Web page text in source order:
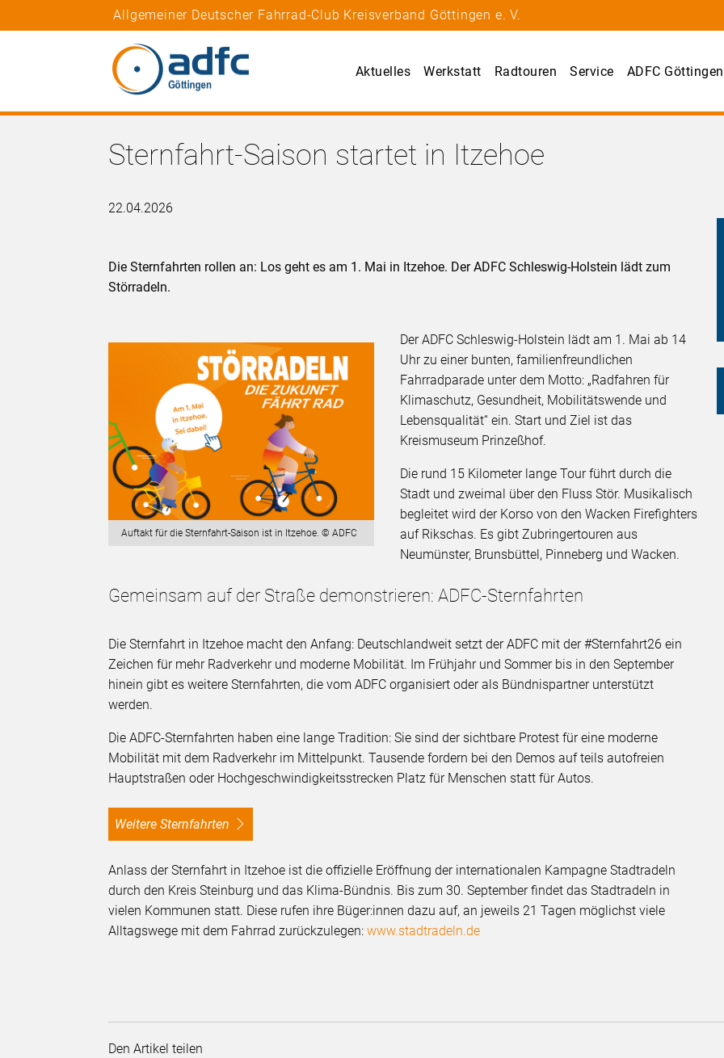
Allgemeiner Deutscher Fahrrad-Club Kreisverband Göttingen e. V.
Aktuelles Werkstatt Radtouren Service ADFC Göttingen
Sternfahrt-Saison startet in Itzehoe
22.04.2026
Die Sternfahrten rollen an: Los geht es am 1. Mai in Itzehoe. Der ADFC Schleswig-Holstein lädt zum
Störradeln.
Auftakt für die Sternfahrt-Saison ist in Itzehoe. © ADFC
Der ADFC Schleswig-Holstein lädt am 1. Mai ab 14
Uhr zu einer bunten, familienfreundlichen
Fahrradparade unter dem Motto: „Radfahren für
Klimaschutz, Gesundheit, Mobilitätswende und
Lebensqualität“ ein. Start und Ziel ist das
Kreismuseum Prinzeßhof.
Die rund 15 Kilometer lange Tour führt durch die
Stadt und zweimal über den Fluss Stör. Musikalisch
begleitet wird der Korso von den Wacken Firefighters
auf Rikschas. Es gibt Zubringertouren aus
Neumünster, Brunsbüttel, Pinneberg und Wacken.
Gemeinsam auf der Straße demonstrieren: ADFC-Sternfahrten
Die Sternfahrt in Itzehoe macht den Anfang: Deutschlandweit setzt der ADFC mit der #Sternfahrt26 ein
Zeichen für mehr Radverkehr und moderne Mobilität. Im Frühjahr und Sommer bis in den September
hinein gibt es weitere Sternfahrten, die vom ADFC organisiert oder als Bündnispartner unterstützt
werden.
Die ADFC-Sternfahrten haben eine lange Tradition: Sie sind der sichtbare Protest für eine moderne
Mobilität mit dem Radverkehr im Mittelpunkt. Tausende fordern bei den Demos auf teils autofreien
Hauptstraßen oder Hochgeschwindigkeitsstrecken Platz für Menschen statt für Autos.
Weitere Sternfahrten
Anlass der Sternfahrt in Itzehoe ist die offizielle Eröffnung der internationalen Kampagne Stadtradeln
durch den Kreis Steinburg und das Klima-Bündnis. Bis zum 30. September findet das Stadtradeln in
vielen Kommunen statt. Diese rufen ihre Büger:innen dazu auf, an jeweils 21 Tagen möglichst viele
Alltagswege mit dem Fahrrad zurückzulegen:www.stadtradeln.de
Den Artikel teilen